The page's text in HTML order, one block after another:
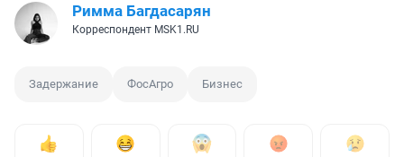
Римма Багдасарян
Корреспондент MSK1.RU
Задержание ФосАгро Бизнес